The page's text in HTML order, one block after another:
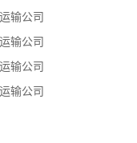
输公司
输公司
输公司
输公司